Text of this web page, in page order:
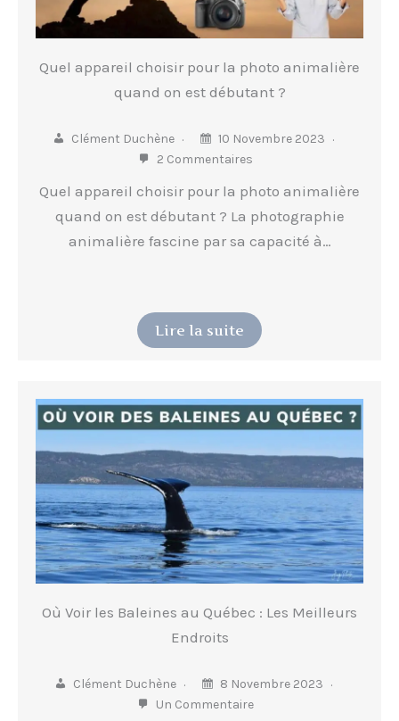
Quel appareil choisir pour la photo animalière
quand on est débutant ?
Clément Duchène
10 Novembre 2023
2 Commentaires
Quel appareil choisir pour la photo animalière
quand on est débutant ? La photographie
animalière fascine par sa capacité à…
Lire la suite
Où Voir les Baleines au Québec : Les Meilleurs
Endroits
Clément Duchène
8 Novembre 2023
Un Commentaire